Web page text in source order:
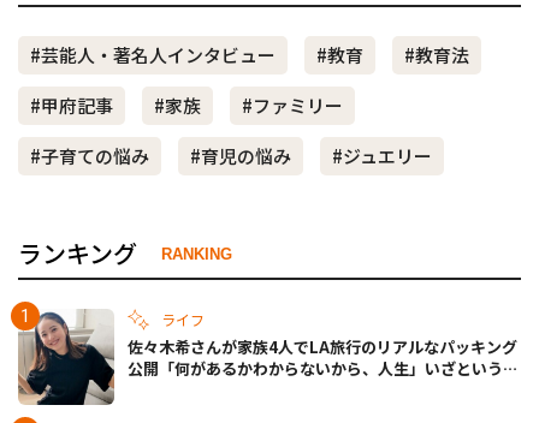
#芸能人・著名人インタビュー #教育
#教育法
#甲府記事
#家族
#ファミリー
#子育ての悩み
#育児の悩み #ジュエリー
ランキング RANKING
ライフ
佐々木希さんが家族4人でLA旅行のリアルなパッキング
公開「何があるかわからないから、人生」いざというと